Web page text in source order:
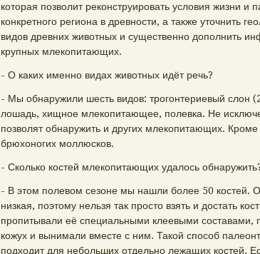
которая позволит реконструировать условия жизни и
конкретного региона в древности, а также уточнить
видов древних животных и существенно дополнить
крупных млекопитающих.
- О каких именно видах животных идёт речь?
- Мы обнаружили шесть видов: трогонтериевый слон
лошадь, хищное млекопитающее, полевка. Не
позволят обнаружить и других млекопитающих.
брюхоногих моллюсков.
- Сколько костей млекопитающих удалось
- В этом полевом сезоне мы нашли более 50 костей.
низкая, поэтому нельзя так просто взять и достать
пропитывали её специальными клеевыми составами,
кожух и вынимали вместе с ним. Такой способ
подходит для небольших отдельно лежащих костей.